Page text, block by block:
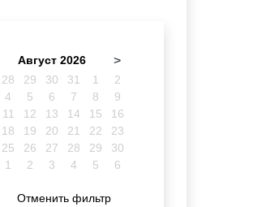
Август 2026 >
28 29 30 31 1
2
4 5 6 7 8
9
11 12 13 14 15
16
18 19 20 21 22
23
25 26 27 28 29
30
1 2 3 4 5 6
Отменить фильтр